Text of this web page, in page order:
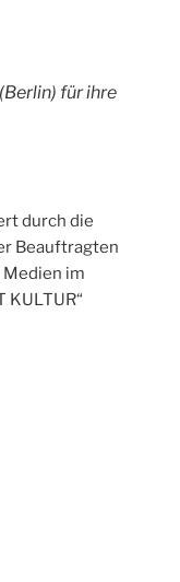
für ihre
durch die
Beauftragten
im
KULTUR“